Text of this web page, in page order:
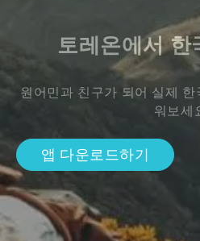
토레온에서 한
원어민과 친구가 되어 실제
워보세
앱 다운로드하기